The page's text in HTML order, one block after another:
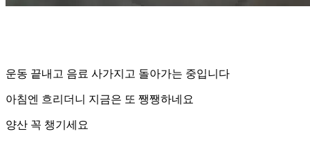
운동 끝내고 음료 사가지고 돌아가는 중입니다
아침엔 흐리더니 지금은 또 쨍쨍하네요
양산 꼭 챙기세요